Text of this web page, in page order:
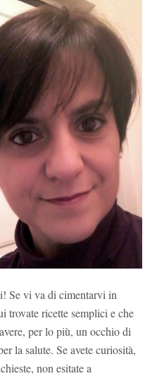
Se vi va di cimentarvi in
trovate ricette semplici e che
per lo più, un occhio di
la salute. Se avete curiosità,
non esitate a